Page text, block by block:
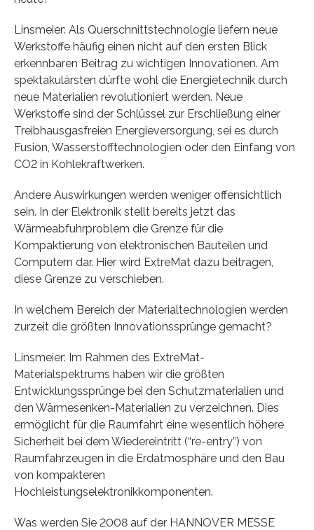
Linsmeier: Als Querschnittstechnologie liefern neue
Werkstoffe häufig einen nicht auf den ersten Blick
erkennbaren Beitrag zu wichtigen Innovationen. Am
spektakulärsten dürfte wohl die Energietechnik durch
neue Materialien revolutioniert werden. Neue
Werkstoffe sind der Schlüssel zur Erschließung einer
Treibhausgasfreien Energieversorgung, sei es durch
Fusion, Wasserstofftechnologien oder den Einfang von
CO2 in Kohlekraftwerken.
Andere Auswirkungen werden weniger offensichtlich
sein. In der Elektronik stellt bereits jetzt das
Wärmeabfuhrproblem die Grenze für die
Kompaktierung von elektronischen Bauteilen und
Computern dar. Hier wird ExtreMat dazu beitragen,
diese Grenze zu verschieben.
In welchem Bereich der Materialtechnologien werden
zurzeit die größten Innovationssprünge gemacht?
Linsmeier: Im Rahmen des ExtreMat-
Materialspektrums haben wir die größten
Entwicklungssprünge bei den Schutzmaterialien und
den Wärmesenken-Materialien zu verzeichnen. Dies
ermöglicht für die Raumfahrt eine wesentlich höhere
Sicherheit bei dem Wiedereintritt (“re-entry”) von
Raumfahrzeugen in die Erdatmosphäre und den Bau
von kompakteren
Hochleistungselektronikkomponenten.
Was werden Sie 2008 auf der HANNOVER MESSE